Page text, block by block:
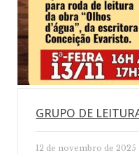
GRUPO DE
12 de novembro de 2025